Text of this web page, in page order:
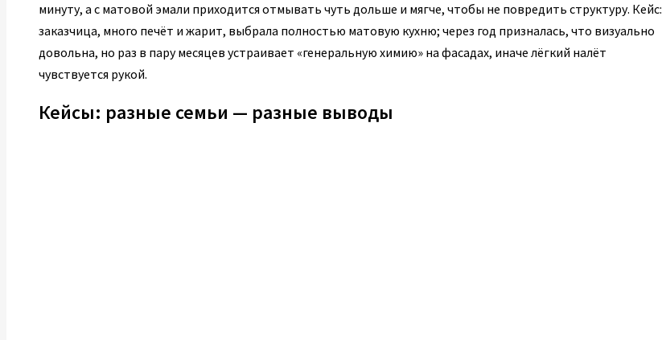
минуту, а с матовой эмали приходится отмывать чуть дольше и мягче, чтобы не повредить структуру. Кейс:
заказчица, много печёт и жарит, выбрала полностью матовую кухню; через год призналась, что визуально
довольна, но раз в пару месяцев устраивает «генеральную химию» на фасадах, иначе лёгкий налёт
чувствуется рукой.
Кейсы: разные семьи — разные выводы